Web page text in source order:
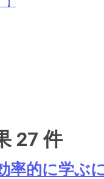
27 件
率的に学ぶ